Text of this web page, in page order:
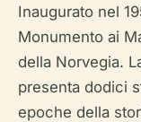
Inaugurato nel
Monumento ai
della Norvegia.
presenta dodici
epoche della